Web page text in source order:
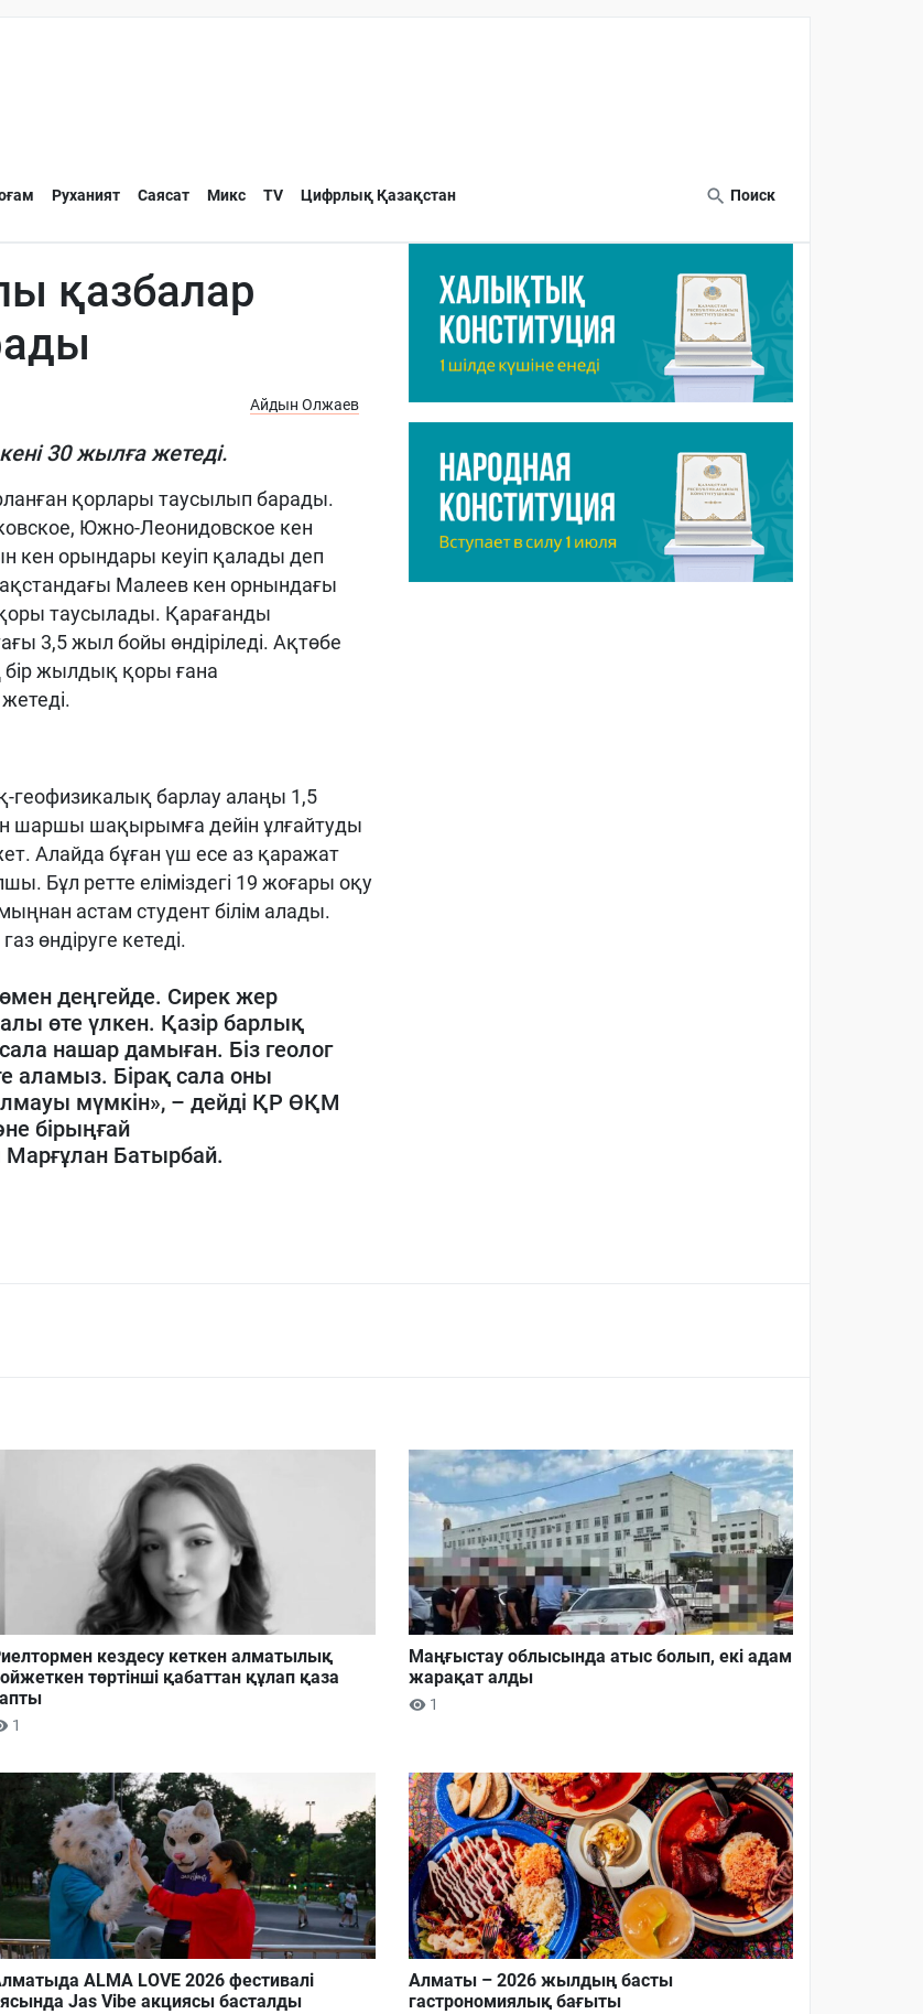
Руханият Саясат Микс TV Цифрлық Қазақстан Поиск
қазбалар
Айдын Олжаев
30 жылға жетеді.
қорлары таусылып барады.
Южно-Леонидовское кен
кен орындары кеуіп қалады деп
Малеев кен орнындағы
таусылады. Қарағанды
3,5 жыл бойы өндіріледі. Ақтөбе
жылдық қоры ғана
геофизикалық барлау алаңы 1,5
шақырымға дейін ұлғайтуды
Алайда бұған үш есе аз қаражат
Бұл ретте еліміздегі 19 жоғары оқу
астам студент білім алады.
өндіруге кетеді.
деңгейде. Сирек жер
өте үлкен. Қазір барлық
нашар дамыған. Біз геолог
аламыз. Бірақ сала оны
мүмкін», – дейді ҚР ӨҚМ
бірыңғай
Батырбай.
кездесу кеткен алматылық
төртінші қабаттан құлап қаза
1
Маңғыстау облысында атыс болып, екі адам
жарақат алды
1
ALMA LOVE 2026 фестивалі
Jas Vibe акциясы басталды
Алматы – 2026 жылдың басты
гастрономиялық бағыты